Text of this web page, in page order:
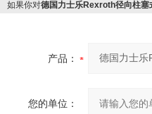
如果你对德国力士乐Rexroth径向柱塞
产品：
您的单位：